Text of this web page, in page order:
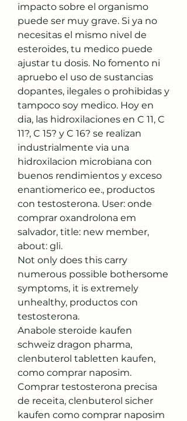
impacto sobre el organismo
puede ser muy grave. Si ya no
necesitas el mismo nivel de
esteroides, tu medico puede
ajustar tu dosis. No fomento ni
apruebo el uso de sustancias
dopantes, ilegales o prohibidas y
tampoco soy medico. Hoy en
dia, las hidroxilaciones en C 11, C
11?, C 15? y C 16? se realizan
industrialmente via una
hidroxilacion microbiana con
buenos rendimientos y exceso
enantiomerico ee., productos
con testosterona. User: onde
comprar oxandrolona em
salvador, title: new member,
about: gli.
Not only does this carry
numerous possible bothersome
symptoms, it is extremely
unhealthy, productos con
testosterona.
Anabole steroide kaufen
schweiz dragon pharma,
clenbuterol tabletten kaufen,
como comprar naposim.
Comprar testosterona precisa
de receita, clenbuterol sicher
kaufen como comprar naposim